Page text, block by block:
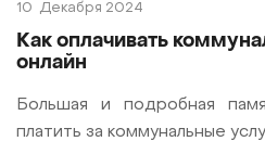
10 Декабря 2024
Как оплачивать
онлайн
Большая и подробная
платить за коммунальные